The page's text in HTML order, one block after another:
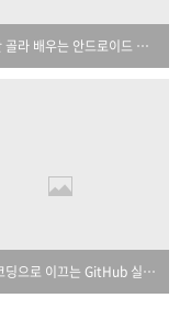
[핵심만 골라 배우는 안드로이드 스튜디오]_오탈자
[소셜 코딩으로 이끄는 GitHub 실천 기술]_오탈자